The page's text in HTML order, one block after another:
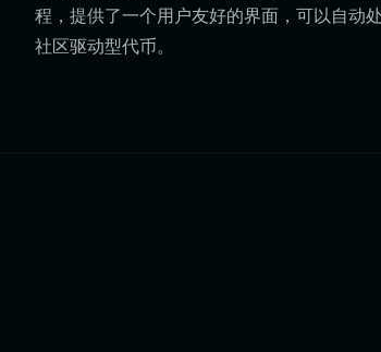
程，提供了一个用户友好的界面，可以自动
社区驱动型代币。